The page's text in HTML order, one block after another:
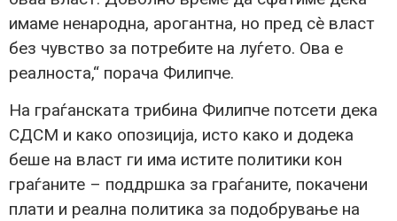
имаме ненародна, арогантна, но пред сè власт
без чувство за потребите на луѓето. Ова е
реалноста,“ порача Филипче.
На граѓанската трибина Филипче потсети дека
СДСМ и како опозиција, исто како и додека
беше на власт ги има истите политики кон
граѓаните – поддршка за граѓаните, покачени
плати и реална политика за подобрување на